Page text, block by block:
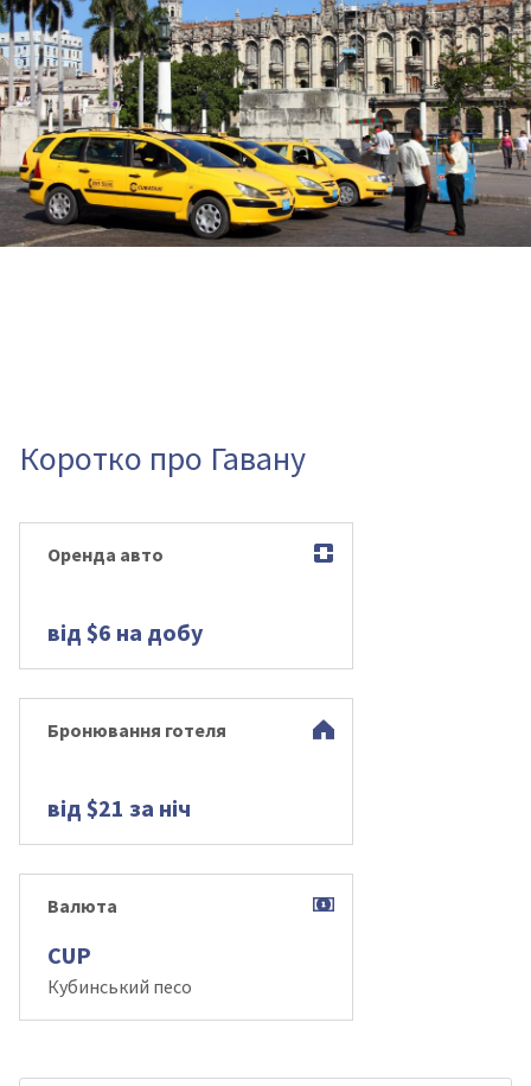
Коротко про Гавану
Оренда авто
від $6 на добу
Бронювання готеля
від $21 за ніч
Валюта
CUP
Кубинський песо